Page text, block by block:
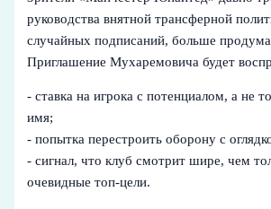
руководства внятной трансферной
случайных подписаний, больше
Приглашение Мухаремовича будет
- ставка на игрока с потенциалом, а не
имя;
- попытка перестроить оборону с
- сигнал, что клуб смотрит шире, чем
очевидные топ-цели.